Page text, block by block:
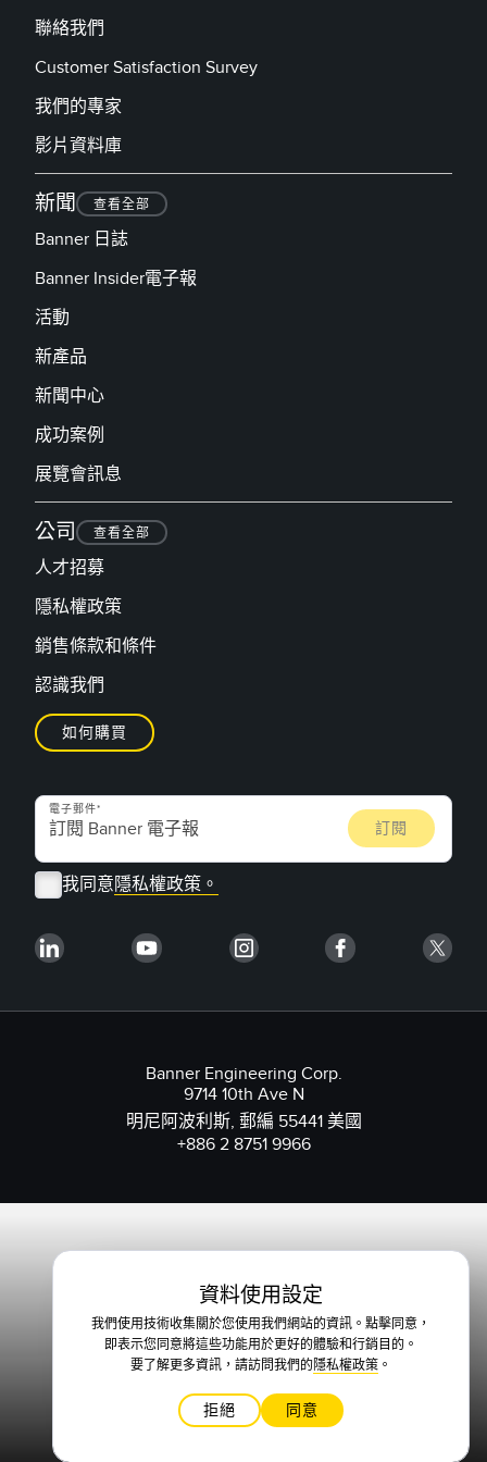
聯絡我們
Customer Satisfaction Survey
我們的專家
影片資料庫
新聞 查看全部
Banner 日誌
Banner Insider電子報
活動
新產品
新聞中心
成功案例
展覽會訊息
公司 查看全部
人才招募
隱私權政策
銷售條款和條件
認識我們
如何購買
電子郵件
我同意隱私權政策。
Banner Engineering Corp.
9714 10th Ave N
明尼阿波利斯, 郵編 55441 美國
+886 2 8751 9966
資料使用設定
我們使用技術收集關於您使用我們網站的資訊。點擊同意，
即表示您同意將這些功能用於更好的體驗和行銷目的。
要了解更多資訊，請訪問我們的隱私權政策 。
拒絕 同意